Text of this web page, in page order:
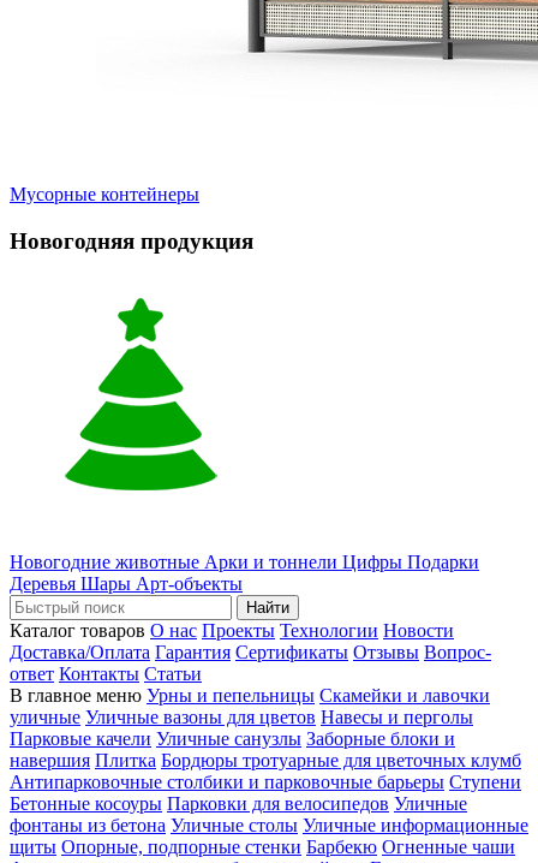
Мусорные контейнеры
Новогодняя продукция
Новогодние животные Арки и тоннели Цифры Подарки
Деревья Шары Арт-объекты
Найти
Каталог товаров О нас Проекты Технологии Новости
Доставка/Оплата Гарантия Сертификаты Отзывы Вопрос-
ответ Контакты Статьи
В главное меню Урны и пепельницы Скамейки и лавочки
уличные Уличные вазоны для цветов Навесы и перголы
Парковые качели Уличные санузлы Заборные блоки и
навершия Плитка Бордюры тротуарные для цветочных клумб
Антипарковочные столбики и парковочные барьеры Ступени
Бетонные косоуры Парковки для велосипедов Уличные
фонтаны из бетона Уличные столы Уличные информационные
щиты Опорные, подпорные стенки Барбекю Огненные чаши